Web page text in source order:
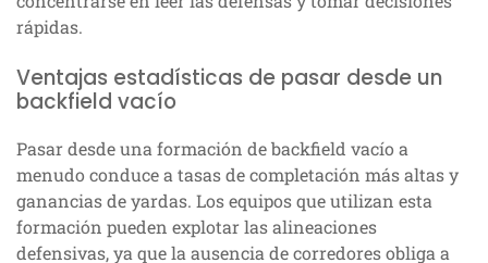
rápidas.
Ventajas estadísticas de pasar desde un
backfield vacío
Pasar desde una formación de backfield vacío a
menudo conduce a tasas de completación más altas y
ganancias de yardas. Los equipos que utilizan esta
formación pueden explotar las alineaciones
defensivas, ya que la ausencia de corredores obliga a